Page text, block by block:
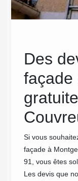
Des
façade
Si vous
façade à
91, vous êtes
Les devis que